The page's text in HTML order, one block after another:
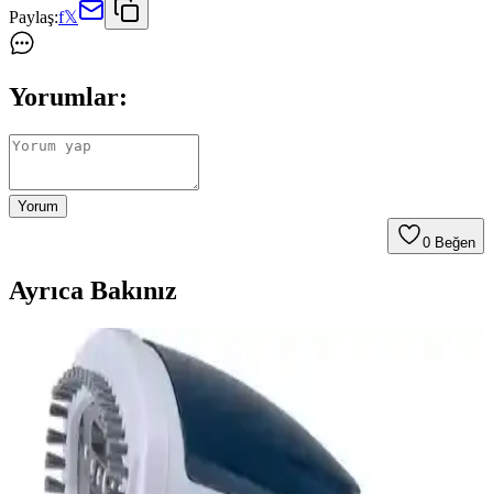
Paylaş:f𝕏
Yorumlar:
Yorum
0 Beğen
Ayrıca Bakınız
Schafer Glatt Buharlı Ütü İncelemesi: Güçlü
Performans ve Kullanım Özellikleri
Schafer Glatt Buharlı Ütü, 2200 watt gücü, seramik tabanı ve
gelişmiş özellikleriyle etkili ve güvenilir ütüleme sağlar, farklı
kumaşlara uygun ayarlarla kullanımı kolaylaştırır.